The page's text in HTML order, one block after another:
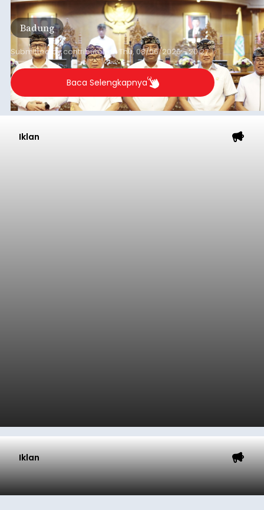
Iklan
Diduga Ilegal, Satpol PP
Hentikan Aktivitas
Pengerukan Lahan di
Temukus